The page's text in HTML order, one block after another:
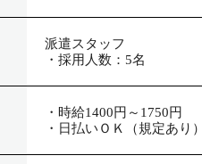
派遣スタッフ
・採用人数：5名
・時給1400円～1750円
・日払いＯＫ（規定あり